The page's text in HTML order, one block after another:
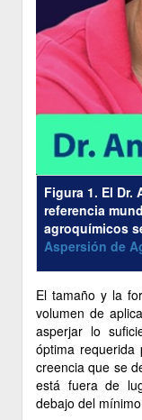
Figura 1. El Dr.
referencia
agroquímicos
Aspersión de
El tamaño y la
volumen de
asperjar lo
óptima
creencia que se
está fuera de
debajo del